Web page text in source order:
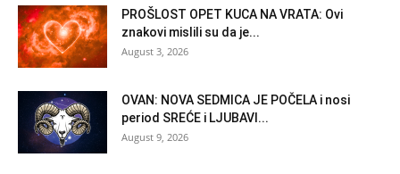
PROŠLOST OPET KUCA NA VRATA: Ovi
znakovi mislili su da je...
August 3, 2026
OVAN: NOVA SEDMICA JE POČELA i nosi
period SREĆE i LJUBAVI...
August 9, 2026